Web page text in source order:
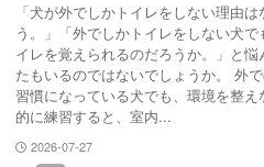
「犬が外でしかトイレをしない理由は
う。」「外でしかトイレをしない犬で
イレを覚えられるのだろうか。」と悩
たもいるのではないでしょうか。 外
習慣になっている犬でも、環境を整え
的に練習すると、室内...
2026-07-27